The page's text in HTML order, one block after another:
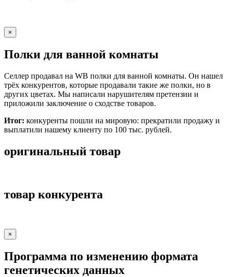
×
Полки для ванной комнаты
Селлер продавал на WB полки для ванной комнаты. Он нашел
трёх конкурентов, которые продавали такие же полки, но в
других цветах. Мы написали нарушителям претензии и
приложили заключение о сходстве товаров.
Итог: конкуренты пошли на мировую: прекратили продажу и
выплатили нашему клиенту по 100 тыс. рублей.
оригинальный товар
товар конкурента
×
Программа по изменению формата
генетических данных